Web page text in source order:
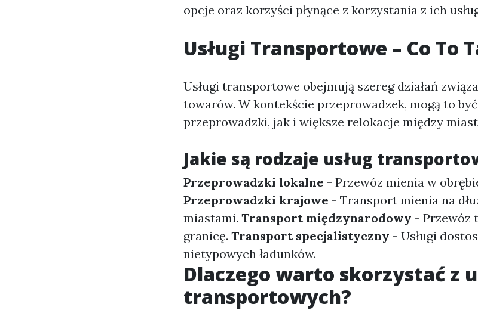
opcje oraz korzyści płynące z korzystania z ich
Usługi Transportowe – Co To
Usługi transportowe obejmują szereg działań
towarów. W kontekście przeprowadzek, mogą to
przeprowadzki, jak i większe relokacje między
Jakie są rodzaje usług
Przeprowadzki lokalne - Przewóz mienia w
Przeprowadzki krajowe - Transport mienia na
miastami. Transport międzynarodowy - Przewóz
granicę. Transport specjalistyczny - Usługi
nietypowych ładunków.
Dlaczego warto skorzystać z
transportowych?